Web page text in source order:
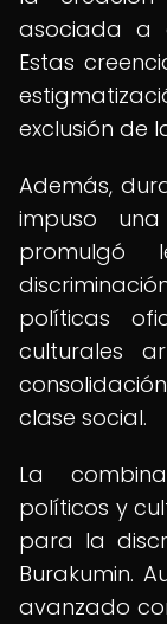
asociada a
Estas
exclusión de
Además,
impuso
promulgó
políticas
culturales
clase social.
La
políticos y
para la
Burakumin.
avanzado